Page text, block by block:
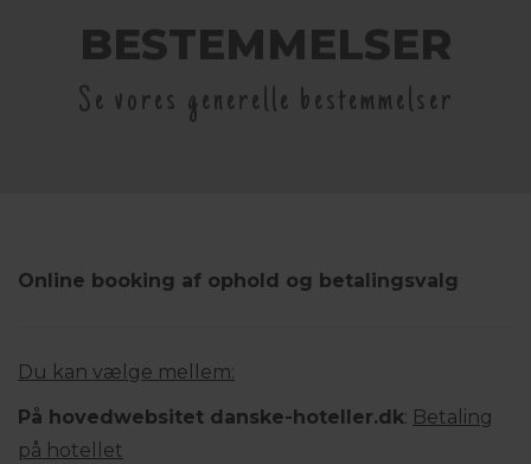
BESTEMMELSER
Se vores generelle bestemmelser
Online booking af ophold og betalingsvalg
Du kan vælge mellem:
På hovedwebsitet danske-hoteller.dk: Betaling
på hotellet